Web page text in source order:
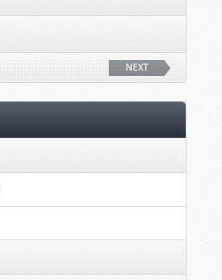
NEXT